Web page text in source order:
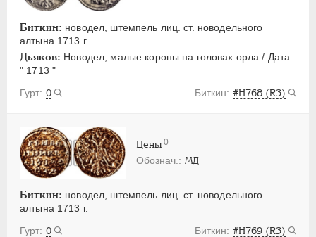
Биткин: новодел, штемпель лиц. ст. новодельного
алтына 1713 г.
Дьяков: Новодел, малые короны на головах орла / Дата
" 1713 "
0
#H768 (R3)
МД
Биткин: новодел, штемпель лиц. ст. новодельного
алтына 1713 г.
0
#H769 (R3)
Цены 0